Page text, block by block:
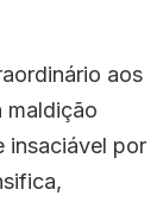
aos
maldição
insaciável por